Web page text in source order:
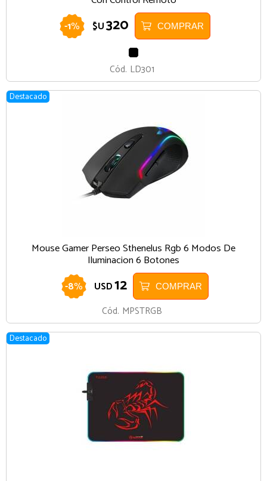
-1% $U320 COMPRAR
Cód. LD301
Destacado
Mouse Gamer Perseo Sthenelus Rgb 6 Modos De
Iluminacion 6 Botones
-8% USD12 COMPRAR
Cód. MPSTRGB
Destacado